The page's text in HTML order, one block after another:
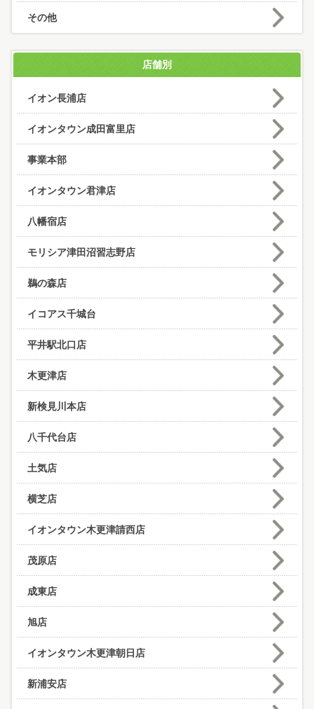
その他
店舗別
イオン長浦店
イオンタウン成田富里店
事業本部
イオンタウン君津店
八幡宿店
モリシア津田沼習志野店
鵜の森店
イコアス千城台
平井駅北口店
木更津店
新検見川本店
八千代台店
土気店
横芝店
イオンタウン木更津請西店
茂原店
成東店
旭店
イオンタウン木更津朝日店
新浦安店